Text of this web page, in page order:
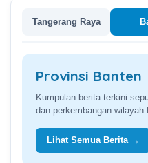
Tangerang Raya
Provinsi Banten
Kumpulan berita terkini
dan perkembangan wilayah
Lihat Semua Berita →